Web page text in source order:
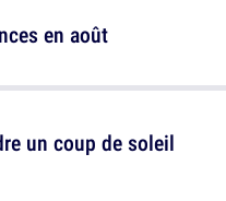
en août
un coup de soleil